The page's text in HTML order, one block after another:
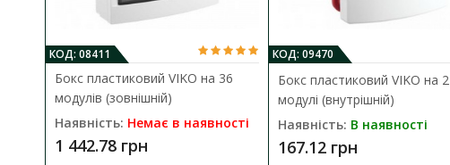
КОД: 08411
Бокс пластиковий VIKO на 36
модулів (зовнішній)
Наявність: Немає в наявності
1 442.78 грн
КОД: 09470
Бокс пластиковий VIKO на 2
модулі (внутрішній)
Наявність: В наявності
167.12 грн